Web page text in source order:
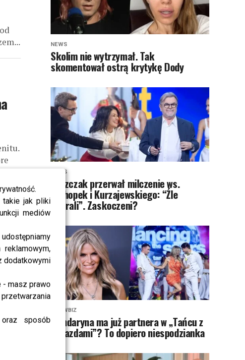
takie jak pliki
mediów
dodatkowymi
- masz prawo
sposób
NEWS
Skolim nie wytrzymał. Tak
skomentował ostrą krytykę Dody
NEWS
Miszczak przerwał milczenie ws.
Cichopek i Kurzajewskiego: “Źle
wybrali”. Zaskoczeni?
SHOWBIZ
Mandaryna ma już partnera w „Tańcu z
Gwiazdami”? To dopiero niespodzianka